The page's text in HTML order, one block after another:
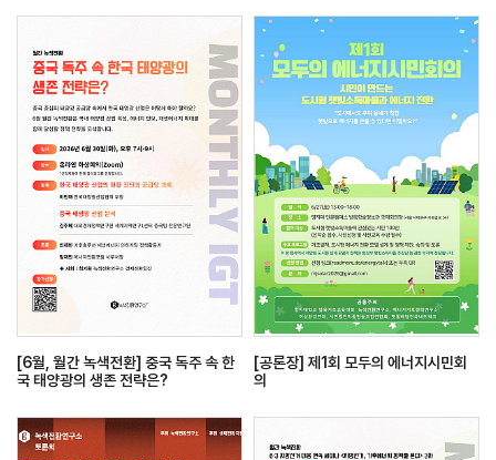
[6월, 월간 녹색전환] 중국 독주 속 한
국 태양광의 생존 전략은?
[공론장] 제1회 모두의 에너지시민회
의